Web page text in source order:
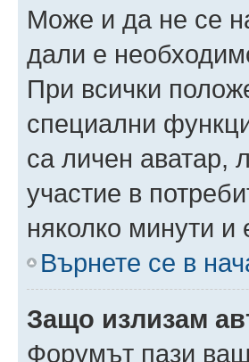
Може и да не се
дали е
При всички
специални
са личен
участие в
няколко минути и
Върнете се в
Защо излизам
Форумът пази